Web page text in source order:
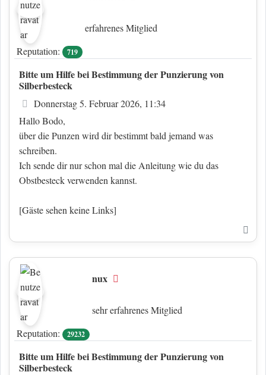
erfahrenes Mitglied
Reputation:
719
Bitte um Hilfe bei Bestimmung der Punzierung von
Silberbesteck
Beitrag
Donnerstag 5. Februar 2026, 11:34
Hallo Bodo,
über die Punzen wird dir bestimmt bald jemand was
schreiben.
Ich sende dir nur schon mal die Anleitung wie du das
Obstbesteck verwenden kannst.
[Gäste sehen keine Links]
nux
sehr erfahrenes Mitglied
Reputation:
29232
Bitte um Hilfe bei Bestimmung der Punzierung von
Silberbesteck